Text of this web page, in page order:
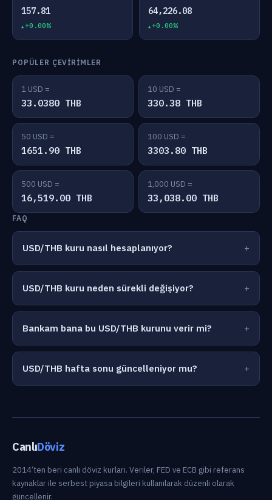
157.81
+0.00%
64,226.08
+0.00%
POPÜLER ÇEVIRIMLER
1 USD =
33.0380 THB
10 USD =
330.38 THB
50 USD =
1651.90 THB
100 USD =
3303.80 THB
500 USD =
16,519.00 THB
1,000 USD =
33,038.00 THB
FAQ
USD/THB kuru nasıl hesaplanıyor?
USD/THB kuru neden sürekli değişiyor?
Bankam bana bu USD/THB kurunu verir mi?
USD/THB hafta sonu güncelleniyor mu?
CanlıDöviz
2014’ten beri canlı döviz kurları. Veriler, FED ve ECB gibi referans
kaynaklar ile serbest piyasa bilgileri kullanılarak düzenli olarak
güncellenir.